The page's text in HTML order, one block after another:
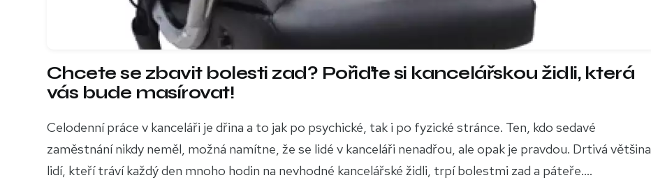
Chcete se zbavit bolesti zad? Pořiďte si kancelářskou židli, která
vás bude masírovat!
Celodenní práce v kanceláři je dřina a to jak po psychické, tak i po fyzické stránce. Ten, kdo sedavé
zaměstnání nikdy neměl, možná namítne, že se lidé v kanceláři nenadřou, ale opak je pravdou. Drtivá většina
lidí, kteří tráví každý den mnoho hodin na nevhodné kancelářské židli, trpí bolestmi zad a páteře....